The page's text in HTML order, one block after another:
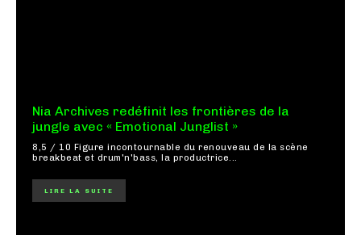
Nia Archives redéfinit les frontières de la
jungle avec « Emotional Junglist »
8,5 / 10 Figure incontournable du renouveau de la scène
breakbeat et drum'n'bass, la productrice...
LIRE LA SUITE